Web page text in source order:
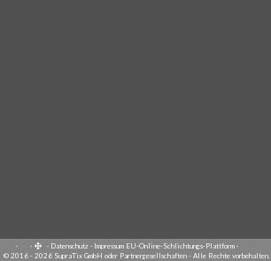
· · · Datenschutz · Impressum EU-Online-Schlichtungs-Plattform ·
© 2016 - 2026 SupraTix GmbH oder Partnergesellschaften - Alle Rechte vorbehalten.